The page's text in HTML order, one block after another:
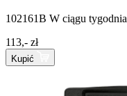
102161B W ciągu tygodnia
113,- zł
Kupić